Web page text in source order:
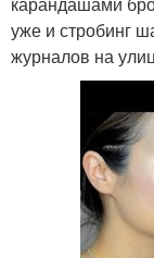
уже и стробинг
журналов на